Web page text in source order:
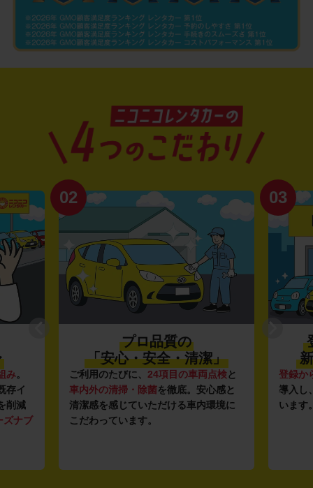
み。
存イ
削減
ズナブ
02
プロ品質の
「安心・安全・清潔」
ご利用のたびに、 24項目の車両点検と
車内外の清掃・除菌を徹底。安心感と
清潔感を感じていただける車内環境に
こだわっています。
03
登録か
導入し
います